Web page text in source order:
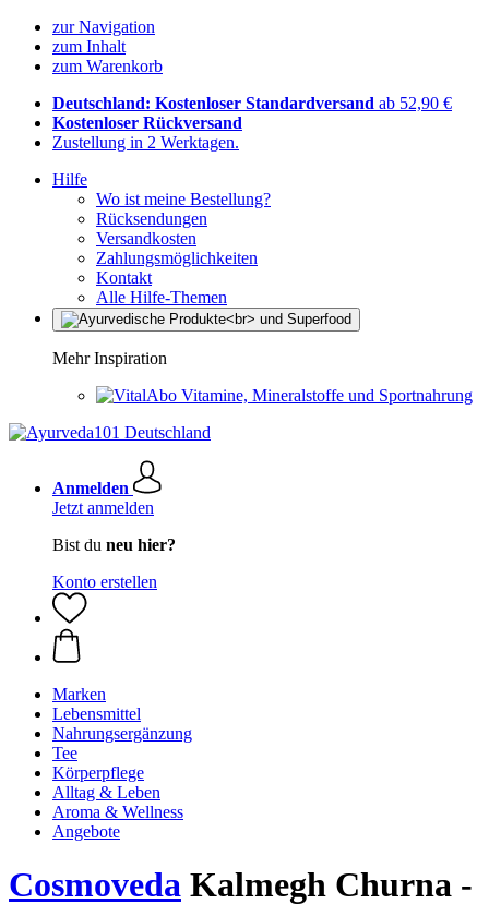
zur Navigation
zum Inhalt
zum Warenkorb
Deutschland: Kostenloser Standardversand ab 52,90 €
Kostenloser Rückversand
Zustellung in 2 Werktagen.
Hilfe
Wo ist meine Bestellung?
Rücksendungen
Versandkosten
Zahlungsmöglichkeiten
Kontakt
Alle Hilfe-Themen
Mehr Inspiration
Vitamine, Mineralstoffe und Sportnahrung
Anmelden
Jetzt anmelden
Bist du neu hier?
Konto erstellen
Marken
Lebensmittel
Nahrungsergänzung
Tee
Körperpflege
Alltag & Leben
Aroma & Wellness
Angebote
Cosmoveda Kalmegh Churna -